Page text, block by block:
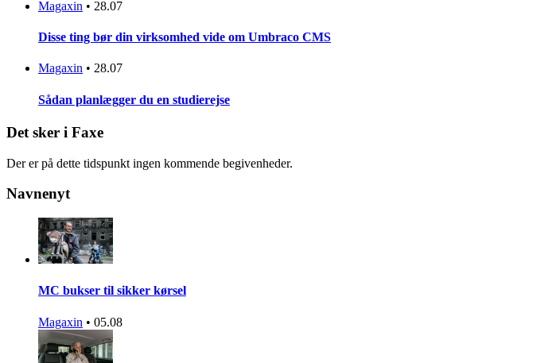
Magaxin • 28.07
Disse ting bør din virksomhed vide om Umbraco CMS
Magaxin • 28.07
Sådan planlægger du en studierejse
Det sker i Faxe
Der er på dette tidspunkt ingen kommende begivenheder.
Navnenyt
MC bukser til sikker kørsel
Magaxin • 05.08